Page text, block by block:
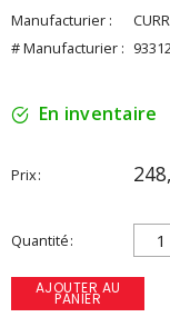
Manufacturier :
# Manufacturier :
En inventaire
Prix
Quantité
AJOUTER AU
PANIER